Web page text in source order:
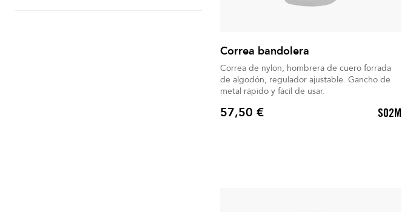
Correa bandolera
Correa de nylon, hombrera de cuero forrada
de algodón, regulador ajustable. Gancho de
metal rápido y fácil de usar.
Precio
57,50 € S02M